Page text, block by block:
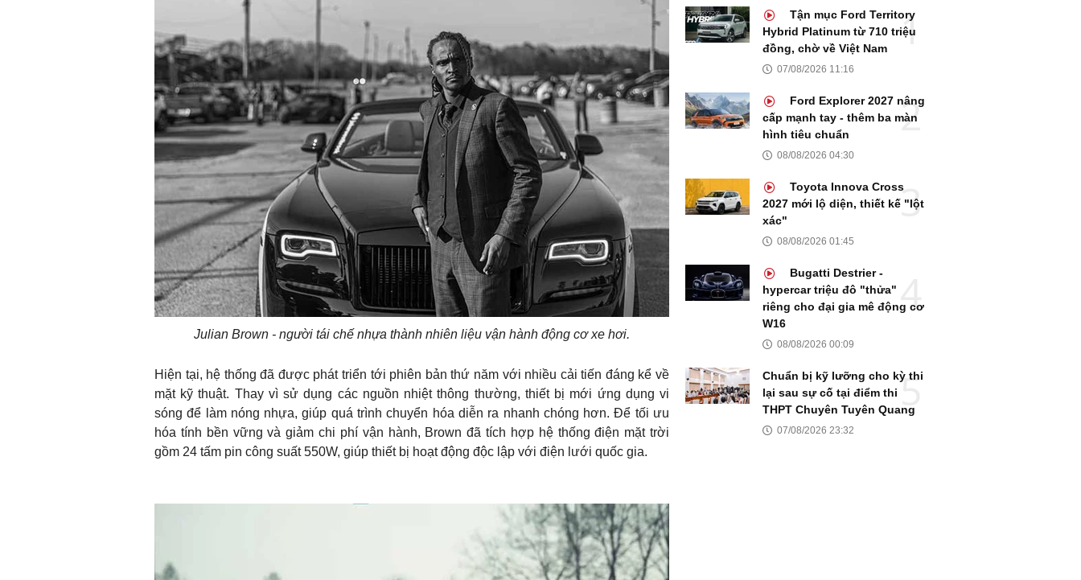
Julian Brown - người tái chế nhựa thành nhiên liệu vận hành động cơ xe hơi.
Hiện tại, hệ thống đã được phát triển tới phiên bản thứ năm với nhiều cải tiến đáng kể về
mặt kỹ thuật. Thay vì sử dụng các nguồn nhiệt thông thường, thiết bị mới ứng dụng vi
sóng để làm nóng nhựa, giúp quá trình chuyển hóa diễn ra nhanh chóng hơn. Để tối ưu
hóa tính bền vững và giảm chi phí vận hành, Brown đã tích hợp hệ thống điện mặt trời
gồm 24 tấm pin công suất 550W, giúp thiết bị hoạt động độc lập với điện lưới quốc gia.
Tận mục Ford Territory
Hybrid Platinum từ 710 triệu
đồng, chờ về Việt Nam
07/08/2026 11:16
Ford Explorer 2027 nâng
cấp mạnh tay - thêm ba màn
hình tiêu chuẩn
08/08/2026 04:30
Toyota Innova Cross
2027 mới lộ diện, thiết kế "lột
xác"
08/08/2026 01:45
Bugatti Destrier -
hypercar triệu đô "thửa"
riêng cho đại gia mê động cơ
W16
08/08/2026 00:09
Chuẩn bị kỹ lưỡng cho kỳ thi
lại sau sự cố tại điểm thi
THPT Chuyên Tuyên Quang
07/08/2026 23:32